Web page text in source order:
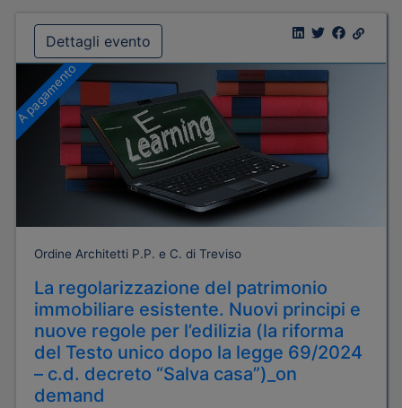
Dettagli evento
A pagamento
Ordine Architetti P.P. e C. di Treviso
La regolarizzazione del patrimonio
immobiliare esistente. Nuovi principi e
nuove regole per l’edilizia (la riforma
del Testo unico dopo la legge 69/2024
– c.d. decreto “Salva casa”)_on
demand